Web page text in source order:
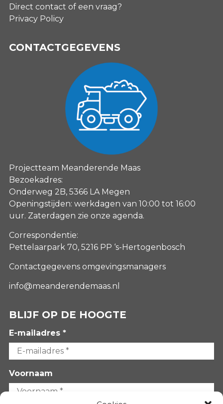
Direct contact of een vraag?
Privacy Policy
CONTACTGEGEVENS
Projectteam Meanderende Maas
Bezoekadres:
Onderweg 2B, 5366 LA Megen
Openingstijden: werkdagen van 10:00 tot 16:00
uur. Zaterdagen zie onze agenda.
Correspondentie:
Pettelaarpark 70, 5216 PP ‘s-Hertogenbosch
Contactgegevens omgevingsmanagers
info@meanderendemaas.nl
BLIJF OP DE HOOGTE
E-mailadres *
Voornaam